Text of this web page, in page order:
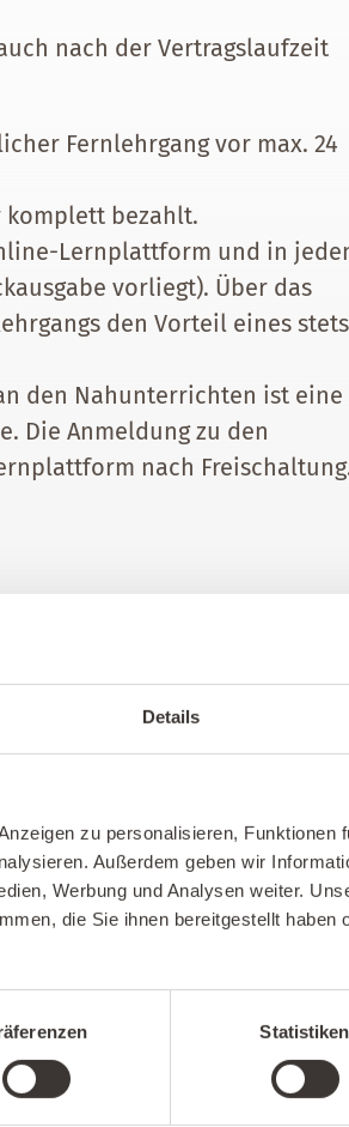
Details
zu personalisieren, Funktionen
Außerdem geben wir
Werbung und Analysen weiter.
die Sie ihnen bereitgestellt haben
Statistiken
nach der Vertragslaufzeit
Fernlehrgang vor max. 24
komplett bezahlt.
Lernplattform und in
vorliegt). Über das
den Vorteil eines stets
den Nahunterrichten ist eine
Die Anmeldung zu den
nach
noch
Online-Abos gebucht und
den bestehenden Zugang
Verlängerung buchen